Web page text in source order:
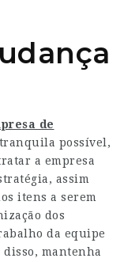
de
possível,
a empresa
assim
itens a serem
dos
da equipe
mantenha